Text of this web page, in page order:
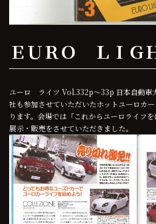
ＥＵＲＯ ＬＩＧ
ユーロ ライツ Vol.332p～33p 日本自動車
社も参加させていただいたホットユーロカ
ります。会場では「これからユーロライフ
展示・販売をさせていただきました。